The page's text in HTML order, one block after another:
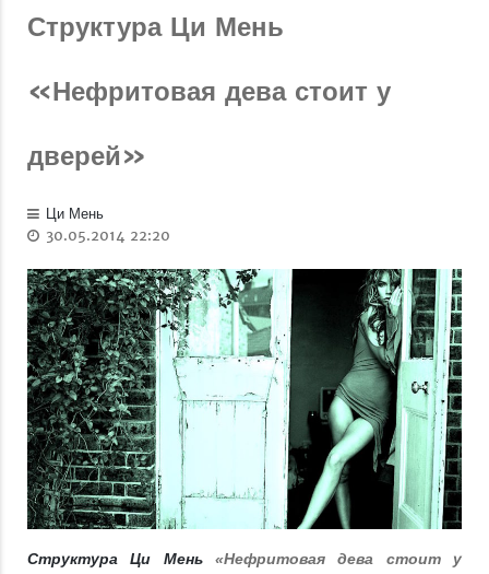
Структура Ци Мень
«Нефритовая дева стоит у
дверей»
Ци Мень
30.05.2014 22:20
Структура Ци Мень«Нефритовая дева стоит у